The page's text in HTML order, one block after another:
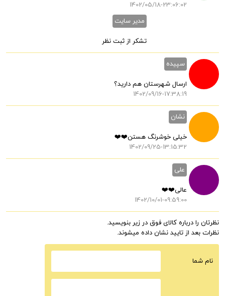
1402/05/18-23:06:02
مدیر سایت
تشکر از ثبت نظر
سپیده
ارسال شهرستان هم دارید؟
1402/09/16-17:38:19
نشان
خیلی خوشرنگ هستن❤️❤️
1402/09/25-13:15:32
علی
عالی❤️❤️
1402/10/01-09:59:00
نظرتان را درباره کالای فوق در زیر بنویسید.
نظرات بعد از تایید نشان داده میشوند.
نام شما